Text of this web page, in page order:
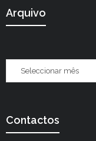
Arquivo
Contactos